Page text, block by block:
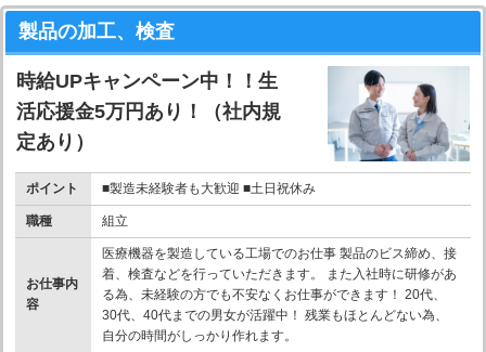
製品の加工、検査
時給UPキャンペーン中！！生
活応援金5万円あり！（社内規
定あり）
ポイント ■製造未経験者も大歓迎 ■土日祝休み
職種 組立
お仕事内
容
医療機器を製造している工場でのお仕事 製品のビス締め、接
着、検査などを行っていただきます。 また入社時に研修があ
る為、未経験の方でも不安なくお仕事ができます！ 20代、
30代、40代までの男女が活躍中！ 残業もほとんどない為、
自分の時間がしっかり作れます。